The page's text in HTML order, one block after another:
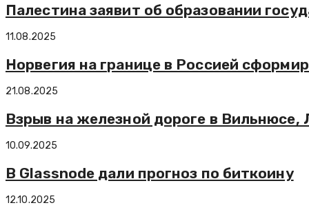
Палестина заявит об образовании
11.08.2025
Норвегия на границе в Россией
21.08.2025
Взрыв на железной дороге в
10.09.2025
В Glassnode дали прогноз по биткоину
12.10.2025